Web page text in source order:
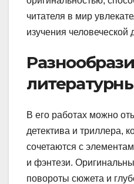
читателя в мир
изучения человеческой
В его работах можно
детектива и триллера,
сочетаются с
и фэнтези.
повороты сюжета и